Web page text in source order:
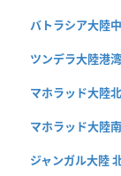
バトラシア大陸
ツンデラ大陸港
マホラッド大陸
マホラッド大陸
ジャンガル大陸